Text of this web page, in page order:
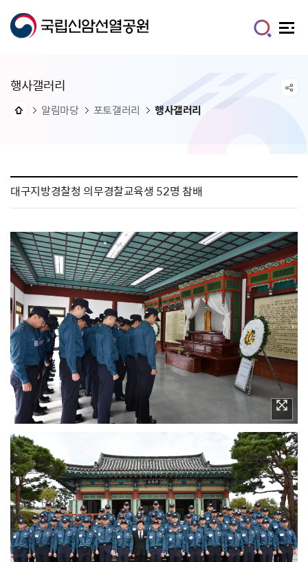
행사갤러리
알림마당 포토갤러리 행사갤러리
대구지방경찰청 의무경찰교육생 52명 참배